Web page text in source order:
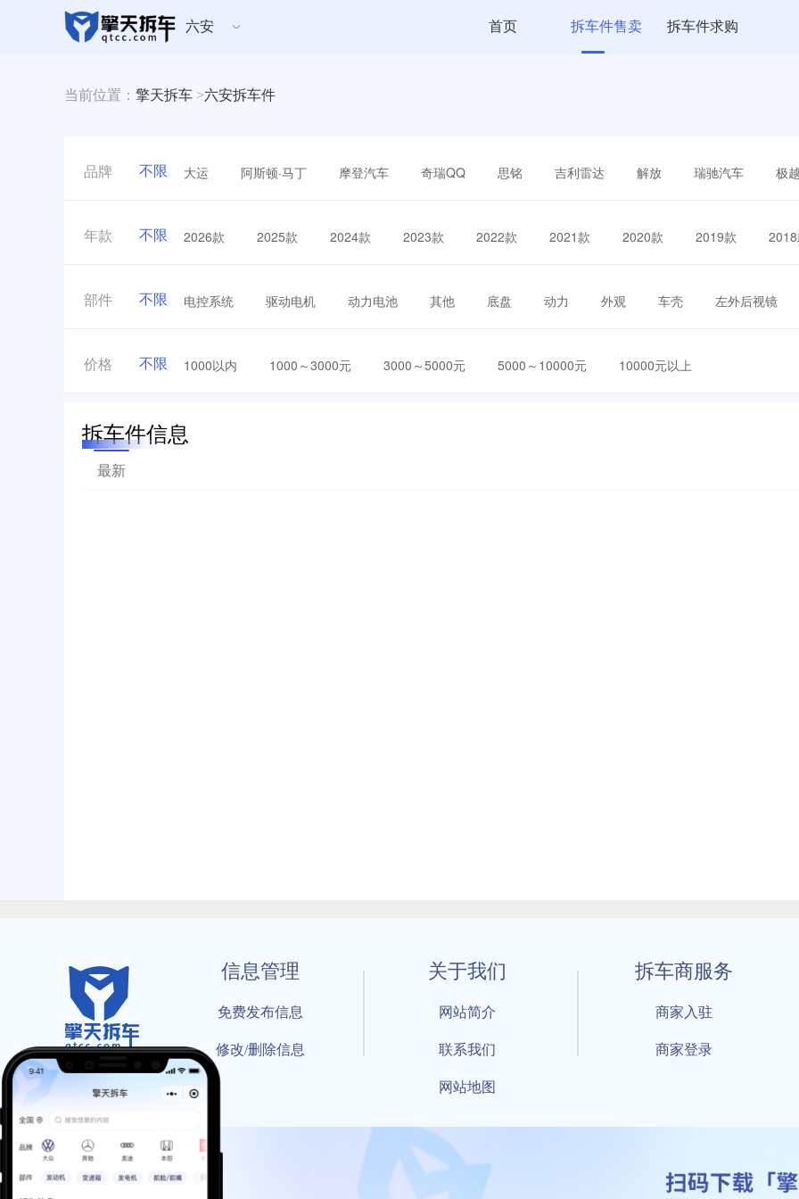
六安 首页 拆车件售卖 拆车件求购
当前位置： 擎天拆车 >六安拆车件
品牌 不限 大运 阿斯顿·马丁 摩登汽车 奇瑞QQ 思铭 吉利雷达 解放 瑞驰汽车 极
年款 不限 2026款 2025款 2024款 2023款 2022款 2021款 2020款 2019款
部件 不限 电控系统 驱动电机 动力电池 其他 底盘 动力 外观 车壳 左外后视镜
价格 不限 1000以内 1000～3000元 3000～5000元 5000～10000元 10000元以上
拆车件信息
最新
信息管理
免费发布信息
修改/删除信息
关于我们
网站简介
联系我们
网站地图
拆车商服务
商家入驻
商家登录
© 2021 By 擎天拆车-买卖拆车件，擎天拆车好省快 All Rights Reserved
工信部备案号：鲁ICP备18021004号-17 公安部备案号： 鲁公网安备